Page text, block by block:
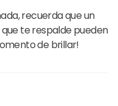
recuerda que un
te respalde pueden
de brillar!